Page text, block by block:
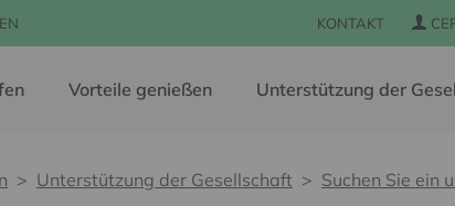
KONTAKT
Vorteile genießen Unterstützung der
Unterstützung der Gesellschaft Suchen Sie ein